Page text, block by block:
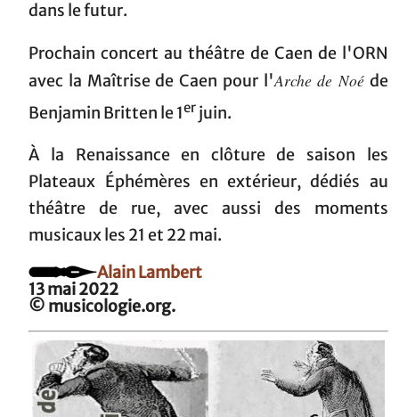
dans le futur.
Prochain concert au théâtre de Caen de l'ORN
avec la Maîtrise de Caen pour l'Arche de Noéde
Benjamin Britten le 1er juin.
À la Renaissance en clôture de saison les
Plateaux Éphémères en extérieur, dédiés au
théâtre de rue, avec aussi des moments
musicaux les 21 et 22 mai.
Alain Lambert
13 mai 2022
© musicologie.org.